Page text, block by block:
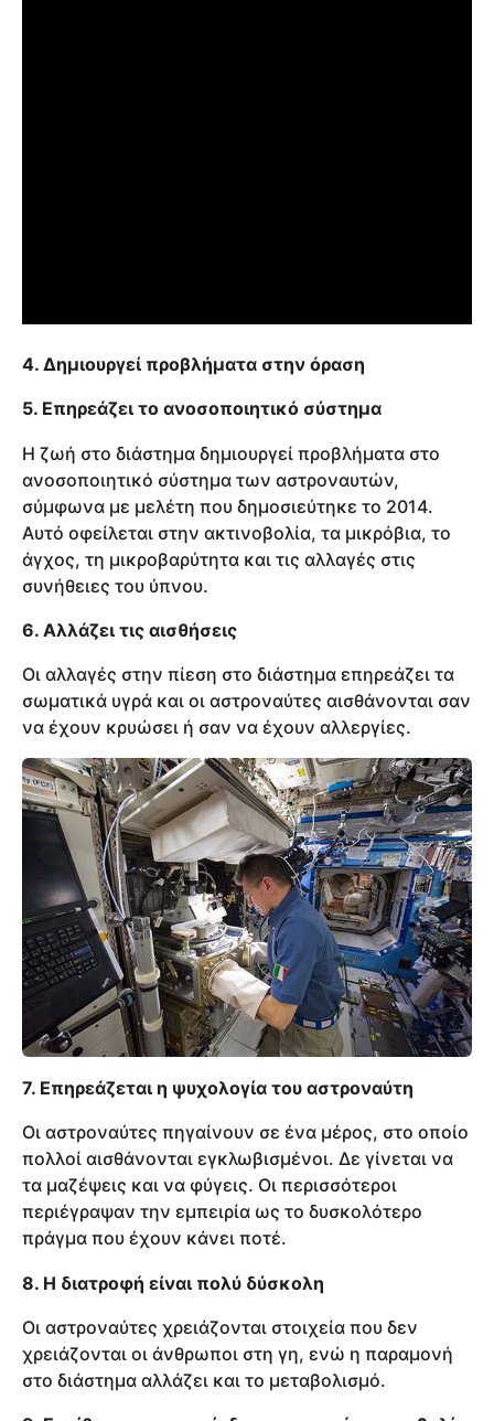
4. Δημιουργεί προβλήματα στην όραση
5. Επηρεάζει το ανοσοποιητικό σύστημα
Η ζωή στο διάστημα δημιουργεί προβλήματα στο
ανοσοποιητικό σύστημα των αστροναυτών,
σύμφωνα με μελέτη που δημοσιεύτηκε το 2014.
Αυτό οφείλεται στην ακτινοβολία, τα μικρόβια, το
άγχος, τη μικροβαρύτητα και τις αλλαγές στις
συνήθειες του ύπνου.
6. Αλλάζει τις αισθήσεις
Οι αλλαγές στην πίεση στο διάστημα επηρεάζει τα
σωματικά υγρά και οι αστροναύτες αισθάνονται σαν
να έχουν κρυώσει ή σαν να έχουν αλλεργίες.
7. Επηρεάζεται η ψυχολογία του αστροναύτη
Οι αστροναύτες πηγαίνουν σε ένα μέρος, στο οποίο
πολλοί αισθάνονται εγκλωβισμένοι. Δε γίνεται να
τα μαζέψεις και να φύγεις. Οι περισσότεροι
περιέγραψαν την εμπειρία ως το δυσκολότερο
πράγμα που έχουν κάνει ποτέ.
8. Η διατροφή είναι πολύ δύσκολη
Οι αστροναύτες χρειάζονται στοιχεία που δεν
χρειάζονται οι άνθρωποι στη γη, ενώ η παραμονή
στο διάστημα αλλάζει και το μεταβολισμό.